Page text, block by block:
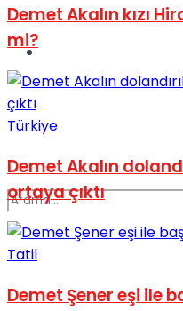
Demet Akalın kızı
mi?
Türkiye
Demet Akalın
ortaya çıktı
Tatil
Demet Şener eşi ile